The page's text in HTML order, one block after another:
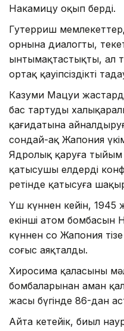
Накамицу оқып берді.
Гутерриш
орнына диалогты,
ынтымақтастықты, ал
ортақ қауіпсіздікті
Казуми Мацуи
бас тартуды
қағидатына
сондай-ақ Жапония
Ядролық қаруға
қатысушы елдердің
ретінде қатысуға
Үш күннен кейін,
екінші атом бомбасын
күннен соң Жапония
соғыс аяқталды.
Хиросима қаласының
бомбаларынан аман
жасы бүгінде 86-дан
Айта кетейік, биыл